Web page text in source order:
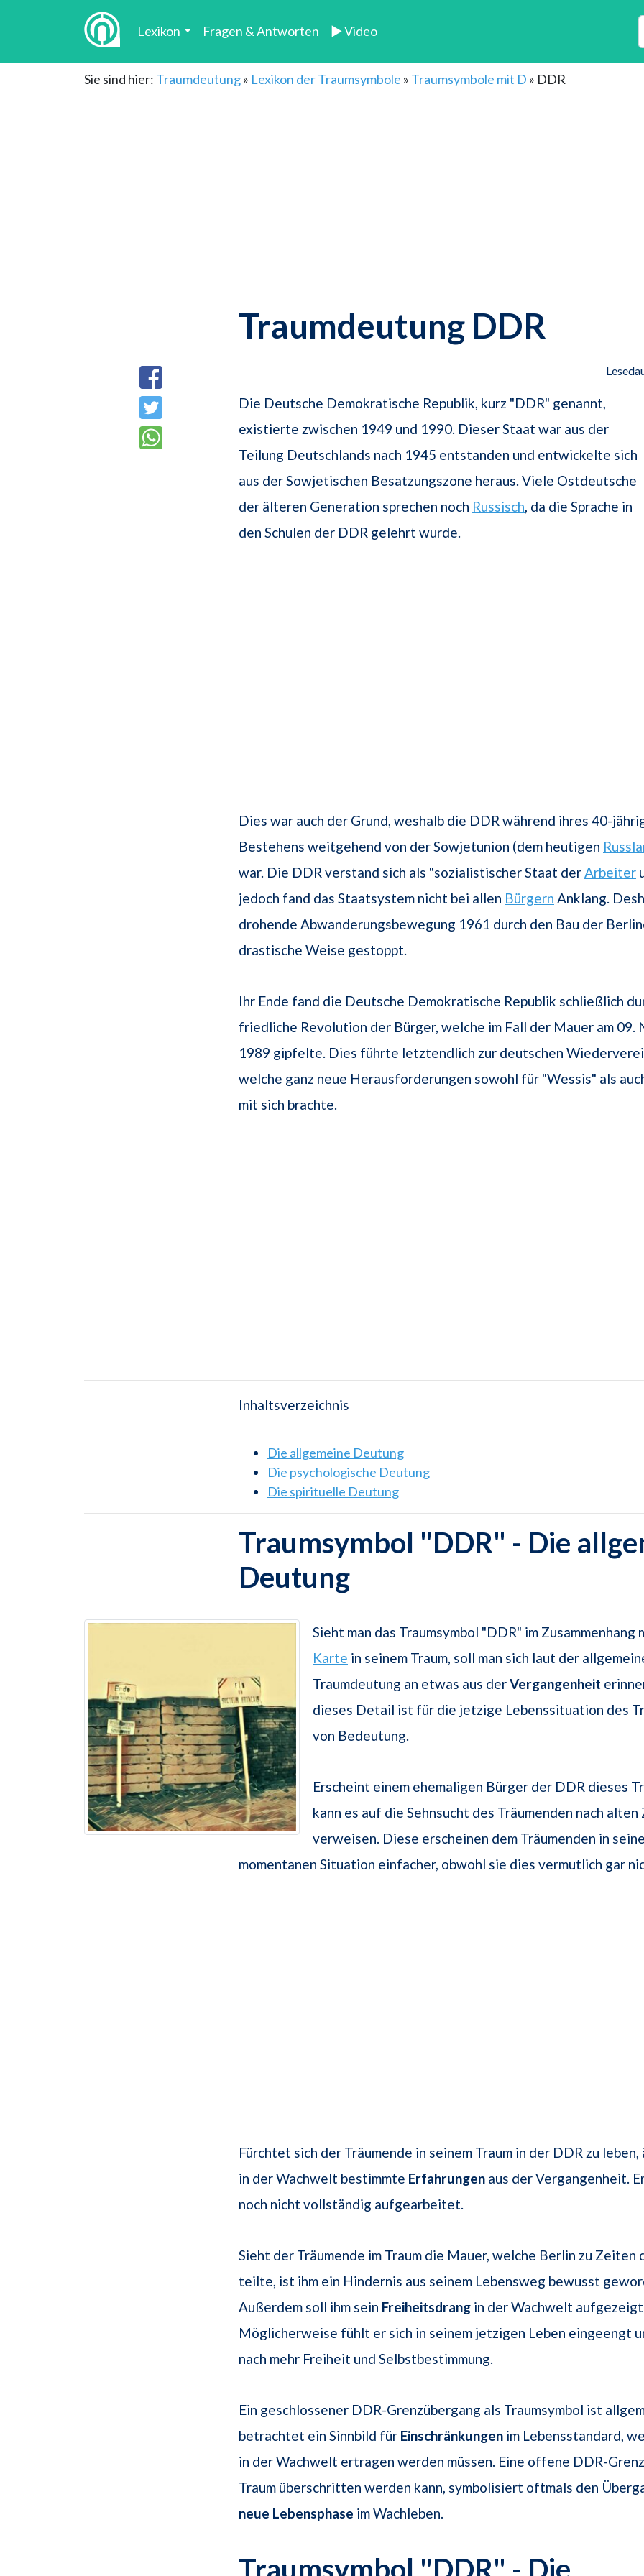
Lexikon Fragen & Antworten ► Video
Sie sind hier: Traumdeutung» Lexikon der Traumsymbole » Traumsymbole mit D » DDR
Traumdeutung DDR
Die Deutsche Demokratische Republik, kurz "DDR" genannt,
existierte zwischen 1949 und 1990. Dieser Staat war aus der
Teilung Deutschlands nach 1945 entstanden und entwickelte sich
aus der Sowjetischen Besatzungszone heraus. Viele Ostdeutsche
der älteren Generation sprechen noch Russisch, da die Sprache in
den Schulen der DDR gelehrt wurde.
Dies war auch der Grund, weshalb die DDR während ihres 40-
Bestehens weitgehend von der Sowjetunion (dem heutigen
war. Die DDR verstand sich als "sozialistischer Staat derArbeiter
jedoch fand das Staatsystem nicht bei allen Bürgern Anklang.
drohende Abwanderungsbewegung 1961 durch den Bau der
drastische Weise gestoppt.
Ihr Ende fand die Deutsche Demokratische Republik schließlich
friedliche Revolution der Bürger, welche im Fall der Mauer am 09.
1989 gipfelte. Dies führte letztendlich zur deutschen
welche ganz neue Herausforderungen sowohl für "Wessis" als
mit sich brachte.
Inhaltsverzeichnis
Die allgemeine Deutung
Die psychologische Deutung
Die spirituelle Deutung
Traumsymbol "DDR" - Die
Deutung
Sieht man das Traumsymbol "DDR" im
Karte in seinem Traum, soll man sich laut der
Traumdeutung an etwas aus derVergangenheit
dieses Detail ist für die jetzige Lebenssituation des
von Bedeutung.
Erscheint einem ehemaligen Bürger der DDR dieses
kann es auf die Sehnsucht des Träumenden nach
verweisen. Diese erscheinen dem Träumenden in
momentanen Situation einfacher, obwohl sie dies vermutlich gar
Fürchtet sich der Träumende in seinem Traum in der DDR zu
in der Wachwelt bestimmte Erfahrungen aus der Vergangenheit.
noch nicht vollständig aufgearbeitet.
Sieht der Träumende im Traum die Mauer, welche Berlin zu Zeiten
teilte, ist ihm ein Hindernis aus seinem Lebensweg bewusst
Außerdem soll ihm sein Freiheitsdrang in der Wachwelt
Möglicherweise fühlt er sich in seinem jetzigen Leben eingeengt
nach mehr Freiheit und Selbstbestimmung.
Ein geschlossener DDR-Grenzübergang als Traumsymbol ist
betrachtet ein Sinnbild für Einschränkungen im Lebensstandard,
in der Wachwelt ertragen werden müssen. Eine offene DDR-
Traum überschritten werden kann, symbolisiert oftmals den
neue Lebensphase im Wachleben.
Traumsymbol "DDR" - Die